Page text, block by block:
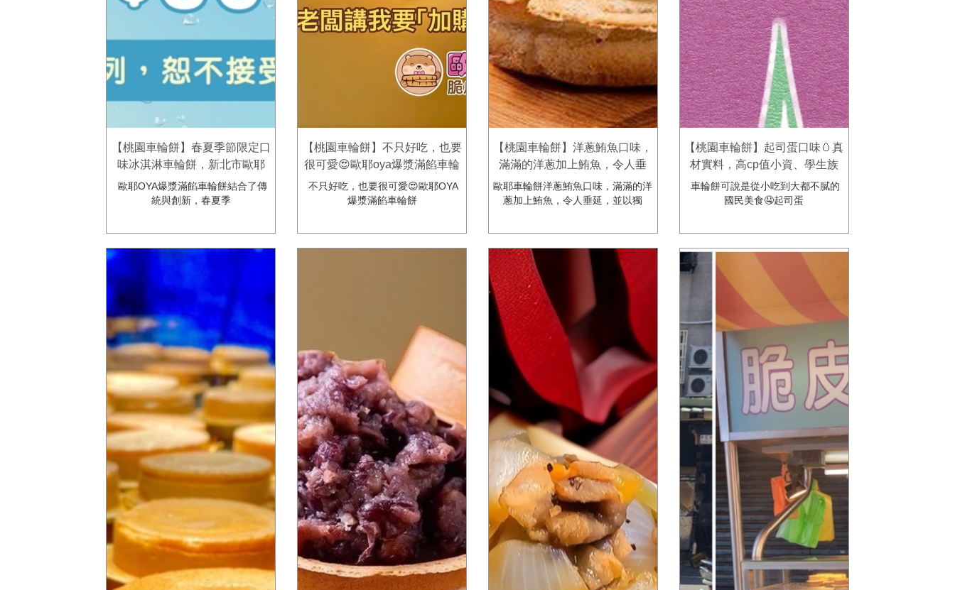
【桃園車輪餅】春夏季節限定口
味冰淇淋車輪餅，新北市歐耶
oya爆漿滿餡車輪餅販售，每日
數量有限😍
歐耶OYA爆漿滿餡車輪餅結合了傳
統與創新，春夏季
【桃園車輪餅】不只好吃，也要
很可愛😍歐耶oya爆漿滿餡車輪
餅，精緻紙盒包裝服務，打造專
屬你的車輪餅禮盒❤
不只好吃，也要很可愛😍歐耶OYA
爆漿滿餡車輪餅
【桃園車輪餅】洋蔥鮪魚口味，
滿滿的洋蔥加上鮪魚，令人垂
延，皮薄餡多滋味好！歐耶oya
爆漿滿餡車輪餅
歐耶車輪餅洋蔥鮪魚口味，滿滿的洋
蔥加上鮪魚，令人垂延，並以獨
【桃園車輪餅】起司蛋口味🥚真
材實料，高cp值小資、學生族
最愛，每日限量供應🥰
車輪餅可說是從小吃到大都不膩的
國民美食🤤起司蛋